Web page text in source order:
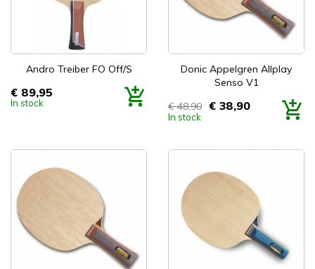
Andro Treiber FO Off/S
Prijs
€ 89,95
In stock
Donic Appelgren Allplay
Senso V1
Prijs
€ 48,90 € 38,90
In stock